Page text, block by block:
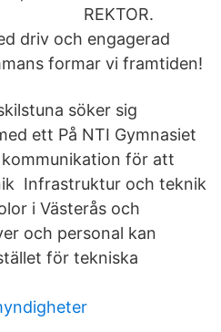
REKTOR.
driv och engagerad
formar vi framtiden!
söker sig
ett På NTI Gymnasiet
för att
Infrastruktur och teknik
i Västerås och
och personal kan
för tekniska